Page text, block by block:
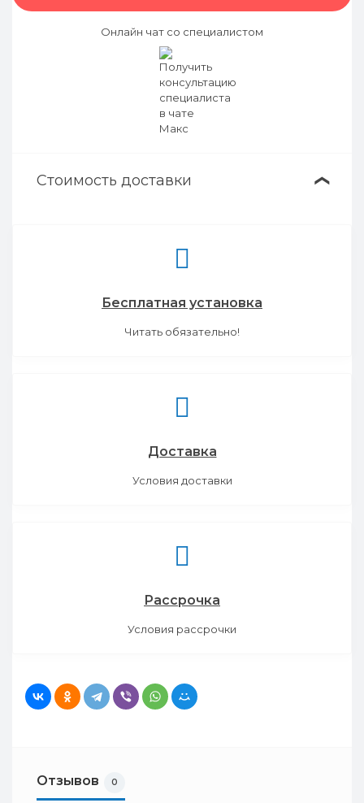
Онлайн чат со специалистом
Стоимость доставки ❯
Бесплатная установка
Читать обязательно!
Доставка
Условия доставки
Рассрочка
Условия рассрочки
Отзывов 0